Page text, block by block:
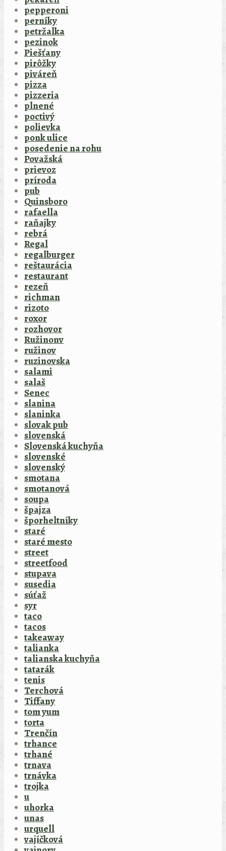
pepperoni
perníky
petržalka
pezinok
Piešťany
pirôžky
piváreň
pizza
pizzeria
plnené
poctivý
polievka
ponk ulice
posedenie na rohu
Považská
prievoz
príroda
pub
Quinsboro
rafaella
raňajky
rebrá
Regal
regalburger
reštaurácia
restaurant
rezeň
richman
rizoto
roxor
rozhovor
Ružinonv
ružinov
ruzinovska
salami
salaš
Senec
slanina
slaninka
slovak pub
slovenská
Slovenská kuchyňa
slovenské
slovenský
smotana
smotanová
soupa
špajza
šporheltníky
staré
staré mesto
street
streetfood
stupava
susedia
súťaž
syr
taco
tacos
takeaway
talianka
talianska kuchyňa
tatarák
tenis
Terchová
Tiffany
tom yum
torta
Trenčín
trhance
trhané
trnava
trnávka
trojka
u
uhorka
unas
urquell
vajíčková